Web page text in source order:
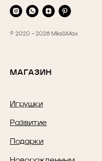
© 2020 - 2026 Mila&Max
МАГАЗИН
Игрушки
Развитие
Подарки